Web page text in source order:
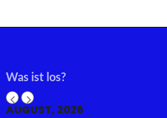
Was ist los?
AUGUST, 2026